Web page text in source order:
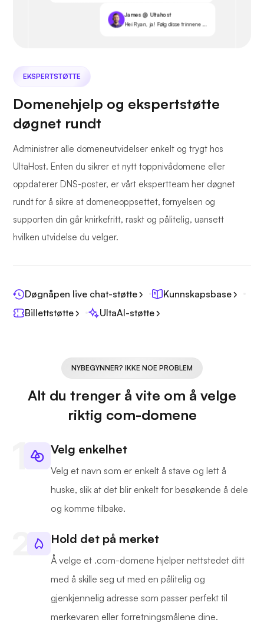
James @ Ultahost
Hei Ryan, ja! Følg disse trinnene ...
EKSPERTSTØTTE
Domenehjelp og ekspertstøtte
døgnet rundt
Administrer alle domeneutvidelser enkelt og trygt hos
UltaHost. Enten du sikrer et nytt toppnivådomene eller
oppdaterer DNS-poster, er vårt ekspertteam her døgnet
rundt for å sikre at domeneoppsettet, fornyelsen og
supporten din går knirkefritt, raskt og pålitelig, uansett
hvilken utvidelse du velger.
Døgnåpen live chat-støtte
Kunnskapsbase
Billettstøtte
UltaAI-støtte
NYBEGYNNER? IKKE NOE PROBLEM
Alt du trenger å vite om å velge
riktig com-domene
Velg enkelhet
Velg et navn som er enkelt å stave og lett å
huske, slik at det blir enkelt for besøkende å dele
og komme tilbake.
Hold det på merket
Å velge et .com-domene hjelper nettstedet ditt
med å skille seg ut med en pålitelig og
gjenkjennelig adresse som passer perfekt til
merkevaren eller forretningsmålene dine.